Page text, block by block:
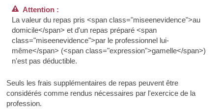
Attention :
La valeur du repas pris <span class="miseenevidence">au
domicile</span> et d'un repas préparé <span
class="miseenevidence">par le professionnel lui-
même</span> (<span class="expression">gamelle</span>)
n'est pas déductible.
Seuls les frais supplémentaires de repas peuvent être
considérés comme rendus nécessaires par l'exercice de la
profession.